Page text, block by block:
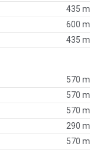
435 m
600 m
435 m
570 m
570 m
570 m
290 m
570 m